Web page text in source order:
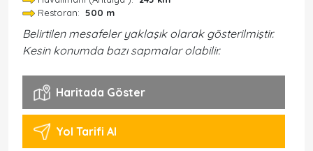
Restoran: 500 m
Belirtilen mesafeler yaklaşık olarak gösterilmiştir.
Kesin konumda bazı sapmalar olabilir.
Haritada Göster
Yol Tarifi Al